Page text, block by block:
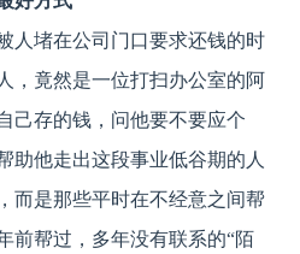
人堵在公司门口要求还钱的时
，竟然是一位打扫办公室的阿
己存的钱，问他要不要应个
助他走出这段事业低谷期的人
而是那些平时在不经意之间帮
前帮过，多年没有联系的“陌